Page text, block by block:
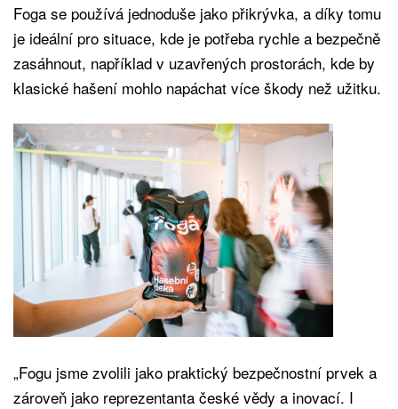
Foga se používá jednoduše jako přikrývka, a díky tomu
je ideální pro situace, kde je potřeba rychle a bezpečně
zasáhnout, například v uzavřených prostorách, kde by
klasické hašení mohlo napáchat více škody než užitku.
„Fogu jsme zvolili jako praktický bezpečnostní prvek a
zároveň jako reprezentanta české vědy a inovací. I